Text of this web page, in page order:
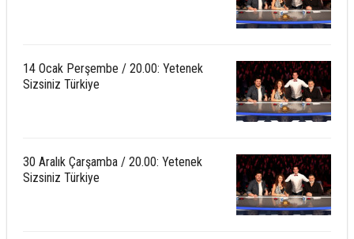
14 Ocak Perşembe / 20.00: Yetenek
Sizsiniz Türkiye
30 Aralık Çarşamba / 20.00: Yetenek
Sizsiniz Türkiye